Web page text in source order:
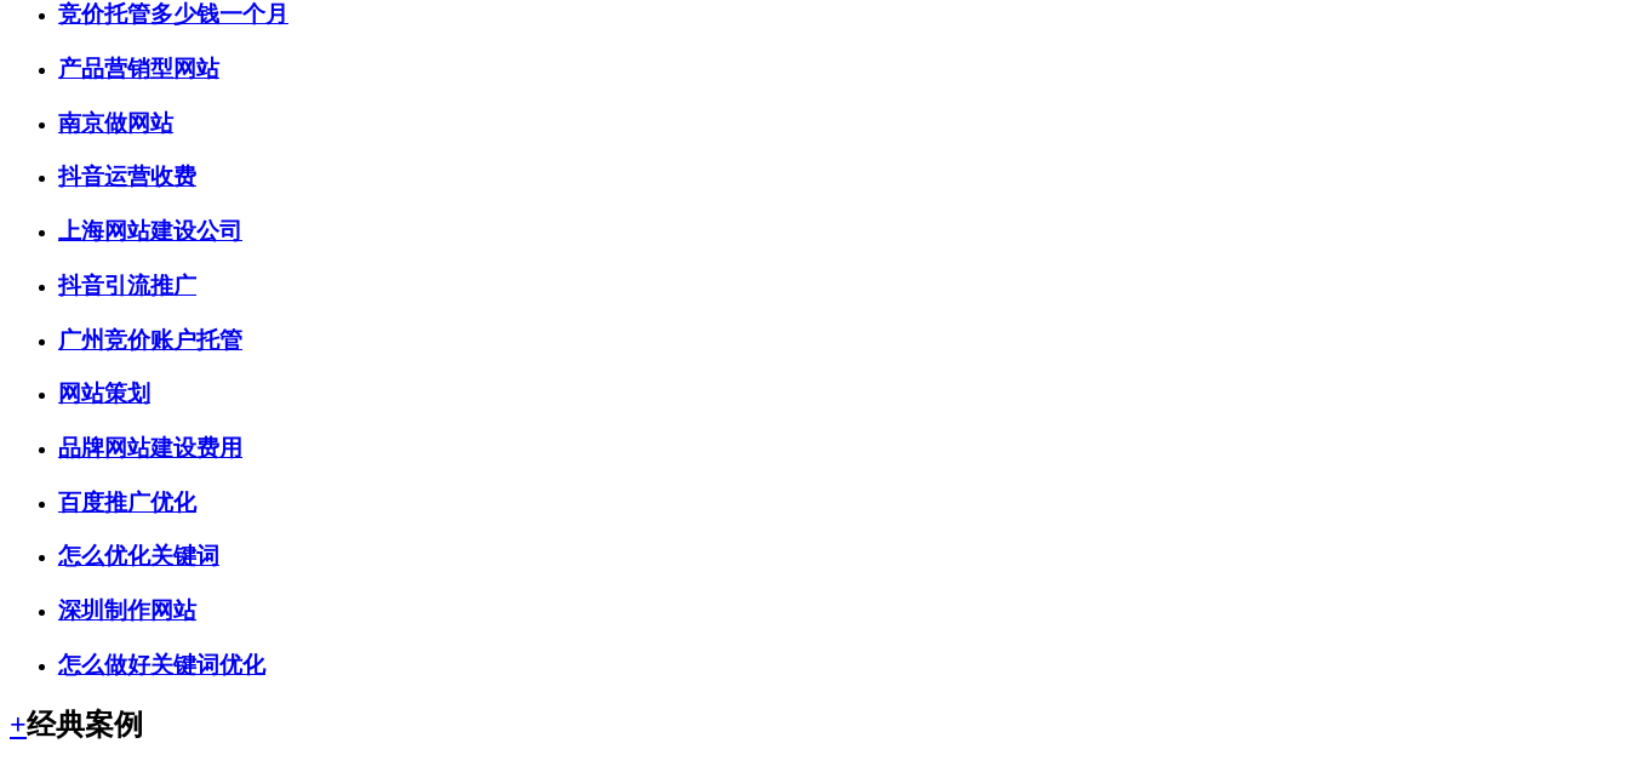
竞价托管多少钱一个月
产品营销型网站
南京做网站
抖音运营收费
上海网站建设公司
抖音引流推广
广州竞价账户托管
网站策划
品牌网站建设费用
百度推广优化
怎么优化关键词
深圳制作网站
怎么做好关键词优化
+经典案例